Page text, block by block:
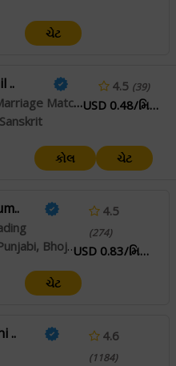
ચેટ
..
Vedic, Vastu, Marriage Matching, Ashtakvarga, Palmistry, Jaimini, Tajik, Muhurta
4.5 (39)
USD 0.48/મિનિટ
કોલ ચેટ
Hindi, English, Punjabi, Bhojpuri, Maithili, Haryanvi, Sanskrit
4.5
(274)
USD 0.83/મિનિટ
ચેટ
.. 4.6
(1184)